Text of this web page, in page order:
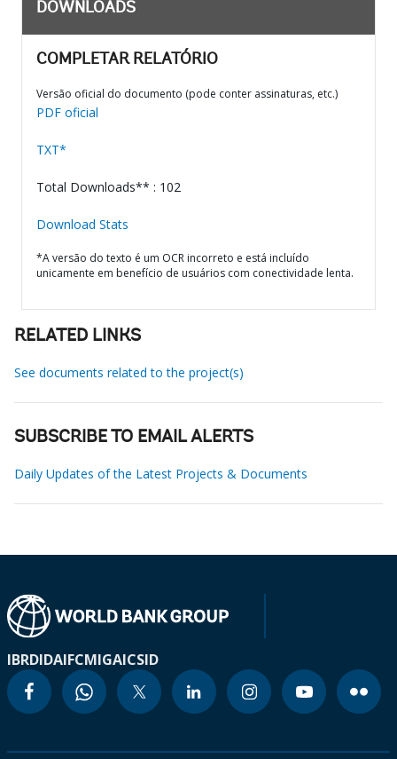
DOWNLOADS
COMPLETAR RELATÓRIO
Versão oficial do documento (pode conter assinaturas, etc.)
PDF oficial
TXT*
Total Downloads** : 102
Download Stats
*A versão do texto é um OCR incorreto e está incluído
unicamente em benefício de usuários com conectividade lenta.
RELATED LINKS
See documents related to the project(s)
SUBSCRIBE TO EMAIL ALERTS
Daily Updates of the Latest Projects & Documents
IBRDIDAIFCMIGAICSID